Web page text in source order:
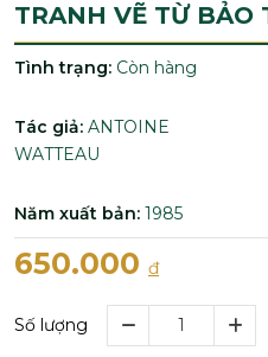
TRANH VẼ TỪ BẢO
Tình trạng: Còn hàng
Tác giả: ANTOINE
WATTEAU
Năm xuất bản: 1985
650.000 đ
Số lượng